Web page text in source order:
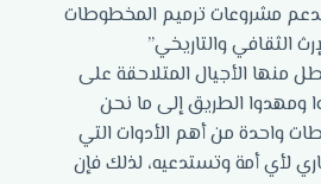
بدعم مشروعات ترميم المخطوطات
الثقافي والتاريخي”
منها الأجيال المتلاحقة على
ومهدوا الطريق إلى ما نحن
واحدة من أهم الأدوات التي
لأي أمة وتستدعيه، لذلك فإن